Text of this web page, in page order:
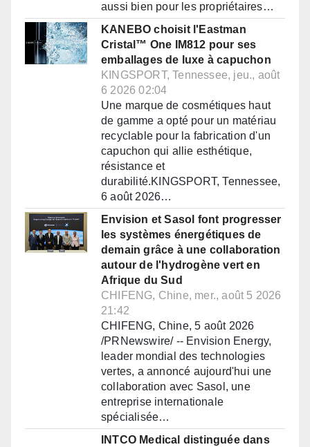
aussi bien pour les propriétaires…
KANEBO choisit l'Eastman
Cristal™ One IM812 pour ses
emballages de luxe à capuchon
KINGSPORT, Tennessee, jeu., août
6 2026 02:04
Une marque de cosmétiques haut
de gamme a opté pour un matériau
recyclable pour la fabrication d'un
capuchon qui allie esthétique,
résistance et
durabilité.KINGSPORT, Tennessee,
6 août 2026…
Envision et Sasol font progresser
les systèmes énergétiques de
demain grâce à une collaboration
autour de l'hydrogène vert en
Afrique du Sud
CHIFENG, Chine, mer., août 5 2026
21:42
CHIFENG, Chine, 5 août 2026
/PRNewswire/ -- Envision Energy,
leader mondial des technologies
vertes, a annoncé aujourd'hui une
collaboration avec Sasol, une
entreprise internationale
spécialisée…
INTCO Medical distinguée dans